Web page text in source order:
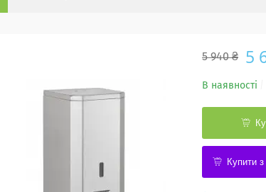
5 940 ₴ 5
В наявності
Купити з